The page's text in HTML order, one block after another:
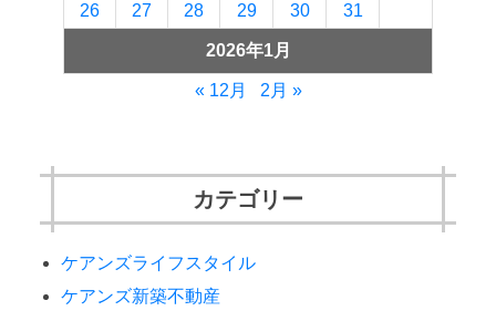
2026年1月
26
27 28 29 30 31
« 12月 2月 »
カテゴリー
ケアンズライフスタイル
ケアンズ新築不動産